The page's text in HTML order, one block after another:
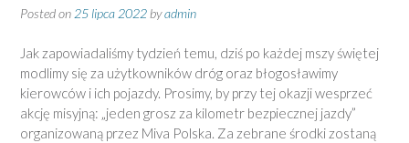
Posted on 25 lipca 2022 byadmin
Jak zapowiadaliśmy tydzień temu, dziś po każdej mszy świętej
modlimy się za użytkowników dróg oraz błogosławimy
kierowców i ich pojazdy. Prosimy, by przy tej okazji wesprzeć
akcję misyjną: „jeden grosz za kilometr bezpiecznej jazdy”
organizowaną przez Miva Polska. Za zebrane środki zostaną